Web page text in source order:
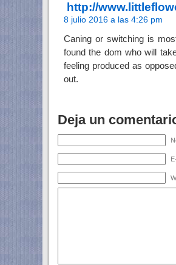
http://
8 julio 2016 a las 4:26 pm
Caning or switching is
found the dom who will
feeling produced as
out.
Deja un